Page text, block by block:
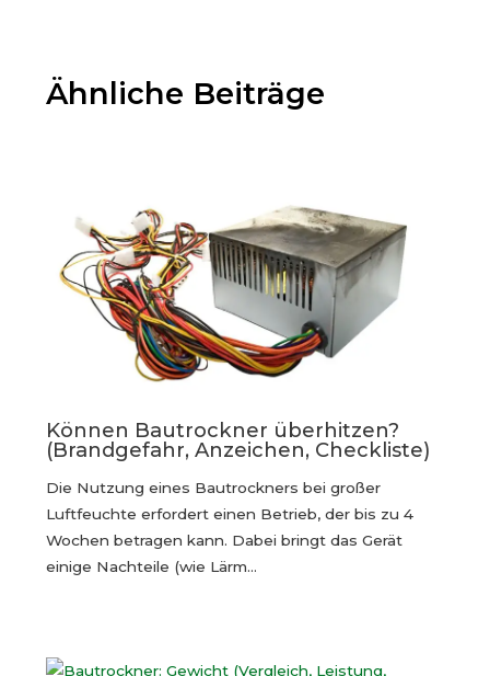
Ähnliche Beiträge
Können Bautrockner überhitzen?
(Brandgefahr, Anzeichen, Checkliste)
Die Nutzung eines Bautrockners bei großer
Luftfeuchte erfordert einen Betrieb, der bis zu 4
Wochen betragen kann. Dabei bringt das Gerät
einige Nachteile (wie Lärm…